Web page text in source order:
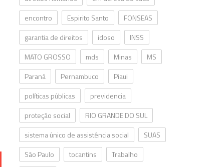
encontro
Espirito Santo
FONSEAS
garantia de direitos
idoso
INSS
MATO GROSSO
mds Minas
MS
Paraná
Pernambuco
Piaui
políticas públicas
previdencia
proteção social
RIO GRANDE DO SUL
sistema único de assistência social
SUAS
São Paulo
tocantins
Trabalho